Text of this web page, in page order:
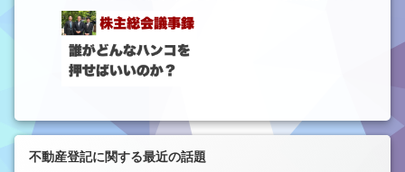
不動産登記に関する最近の話題